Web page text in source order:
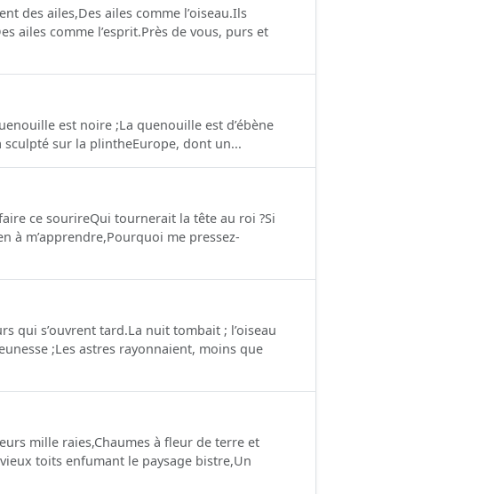
des ailes,Des ailes comme l’oiseau.Ils
ailes comme l’esprit.Près de vous, purs et
est noire ;La quenouille est d’ébène
sculpté sur la plintheEurope, dont un...
ce sourireQui tournerait la tête au roi ?Si
à m’apprendre,Pourquoi me pressez-
qui s’ouvrent tard.La nuit tombait ; l’oiseau
;Les astres rayonnaient, moins que
mille raies,Chaumes à fleur de terre et
toits enfumant le paysage bistre,Un